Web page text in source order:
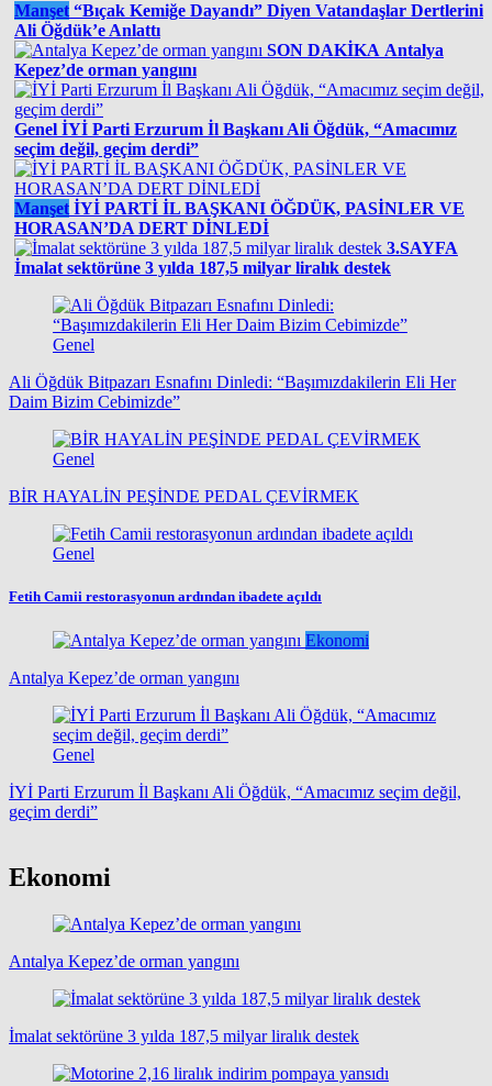
Manşet “Bıçak Kemiğe Dayandı” Diyen Vatandaşlar Dertlerini
Ali Öğdük’e Anlattı
SON DAKİKA Antalya
Kepez’de orman yangını
Genel İYİ Parti Erzurum İl Başkanı Ali Öğdük, “Amacımız
seçim değil, geçim derdi”
Manşet İYİ PARTİ İL BAŞKANI ÖĞDÜK, PASİNLER VE
HORASAN’DA DERT DİNLEDİ
3.SAYFA
İmalat sektörüne 3 yılda 187,5 milyar liralık destek
Genel
Ali Öğdük Bitpazarı Esnafını Dinledi: “Başımızdakilerin Eli Her
Daim Bizim Cebimizde”
Genel
BİR HAYALİN PEŞİNDE PEDAL ÇEVİRMEK
Genel
Fetih Camii restorasyonun ardından ibadete açıldı
Ekonomi
Antalya Kepez’de orman yangını
Genel
İYİ Parti Erzurum İl Başkanı Ali Öğdük, “Amacımız seçim değil,
geçim derdi”
Ekonomi
Antalya Kepez’de orman yangını
İmalat sektörüne 3 yılda 187,5 milyar liralık destek